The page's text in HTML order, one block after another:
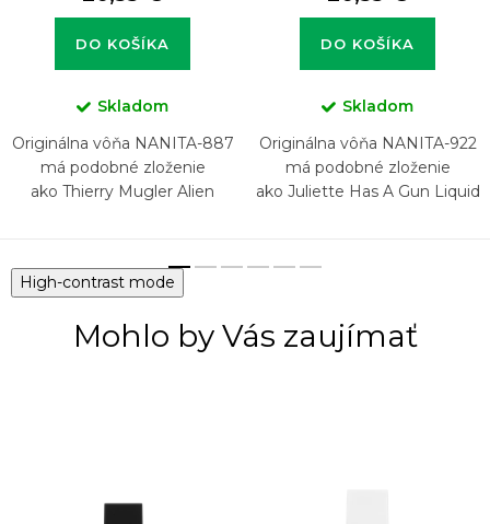
DO KOŠÍKA
Skladom
Originálna vôňa NANITA-887
má podobné zloženie
ako Thierry Mugler Alien
DO KOŠÍKA
Skladom
Originálna vôňa NANITA-922
má podobné zloženie
ako Juliette Has A Gun Liquid
High-contrast mode
Mohlo by Vás zaujímať